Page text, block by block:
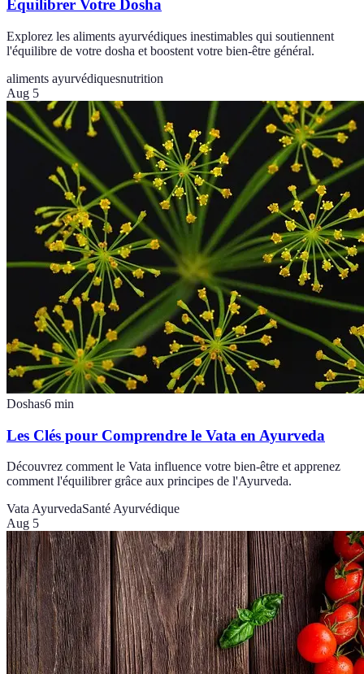
Équilibrer Votre Dosha
Explorez les aliments ayurvédiques inestimables qui soutiennent
l'équilibre de votre dosha et boostent votre bien-être général.
aliments ayurvédiquesnutrition
Aug 5
Doshas6 min
Les Clés pour Comprendre le Vata en Ayurveda
Découvrez comment le Vata influence votre bien-être et apprenez
comment l'équilibrer grâce aux principes de l'Ayurveda.
Vata AyurvedaSanté Ayurvédique
Aug 5